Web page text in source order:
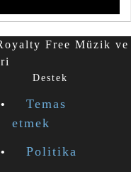
Free Müzik ve
Destek
Temas
etmek
Politika